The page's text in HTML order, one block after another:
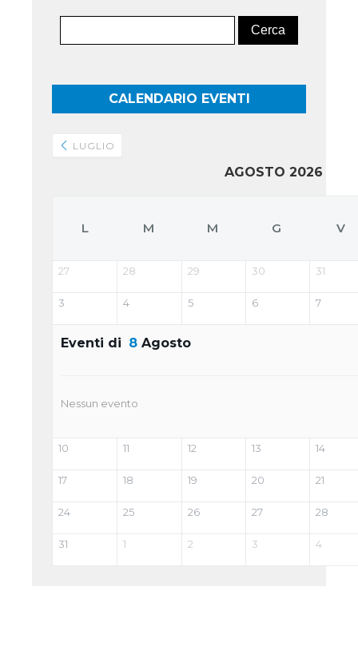
CALENDARIO EVENTI
LUGLIO
AGOSTO 2026
L M M G V
27 28 29 30 31
3 4 5 6 7
Eventi di 8 Agosto
Nessun evento
10 11 12 13 14
17 18 19 20 21
24 25 26 27 28
31 1 2 3 4